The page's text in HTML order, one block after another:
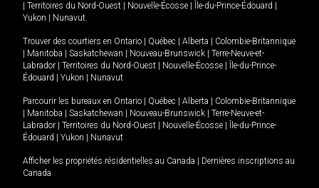
Territoires du Nord-Ouest Nouvelle-Écosse Île-du-Prince-Édouard
Yukon
Nunavut.
Trouver des courtiers en Ontario Québec Alberta
Colombie-Britannique
Manitoba Saskatchewan Nouveau-Brunswick
Terre-Neuve-et-
Labrador
Territoires du Nord-Ouest Nouvelle-Écosse
Île-du-Prince-
Édouard
Yukon Nunavut
Parcourir les bureaux en Ontario Québec Alberta
Colombie-Britannique
Manitoba Saskatchewan Nouveau-Brunswick
Terre-Neuve-et-
Labrador
Territoires du Nord-Ouest Nouvelle-Écosse
Île-du-Prince-
Édouard
Yukon Nunavut
Afficher les propriétés résidentielles au Canada
Dernières inscriptions au
Canada